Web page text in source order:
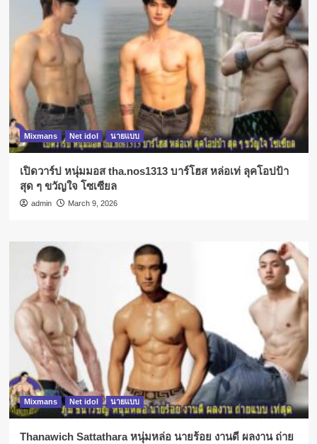
Mixmans Net idol นายแบบ
เปิดวาร์ป หนุ่มมอส tha.nos1313 บาร์โฮส หล่อเท่ ลุคโอปป้า
สุด ๆ ขวัญใจ โซเซียล
admin March 9, 2026
Mixmans Net idol นายแบบ
Thanawich Sattathara หนุ่มหล่อ นายร้อย งานดี ผลงาน ถ่าย